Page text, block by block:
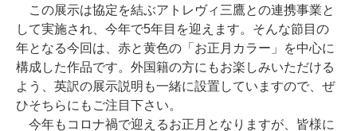
この展示は協定を結ぶアトレヴィ三鷹との連携事業と
して実施され、今年で5年目を迎えます。そんな節目の
年となる今回は、赤と黄色の「お正月カラー」を中心に
構成した作品です。外国籍の方にもお楽しみいただける
よう、英訳の展示説明も一緒に設置していますので、ぜ
ひそちらにもご注目下さい。
今年もコロナ禍で迎えるお正月となりますが、皆様に